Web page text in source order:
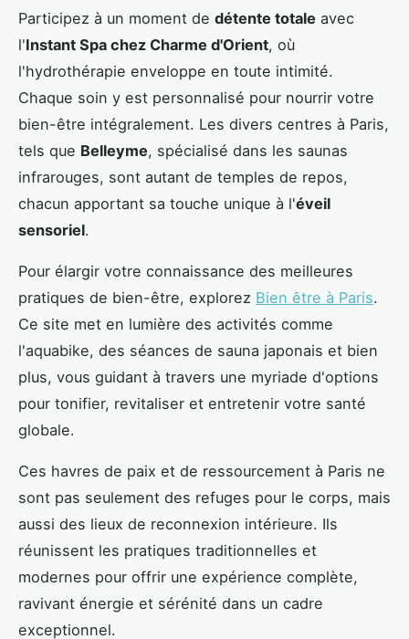
Participez à un moment de détente totale avec
l'Instant Spa chez Charme d'Orient, où
l'hydrothérapie enveloppe en toute intimité.
Chaque soin y est personnalisé pour nourrir votre
bien-être intégralement. Les divers centres à Paris,
tels que Belleyme, spécialisé dans les saunas
infrarouges, sont autant de temples de repos,
chacun apportant sa touche unique à l'éveil
sensoriel.
Pour élargir votre connaissance des meilleures
pratiques de bien-être, explorez Bien être à Paris.
Ce site met en lumière des activités comme
l'aquabike, des séances de sauna japonais et bien
plus, vous guidant à travers une myriade d'options
pour tonifier, revitaliser et entretenir votre santé
globale.
Ces havres de paix et de ressourcement à Paris ne
sont pas seulement des refuges pour le corps, mais
aussi des lieux de reconnexion intérieure. Ils
réunissent les pratiques traditionnelles et
modernes pour offrir une expérience complète,
ravivant énergie et sérénité dans un cadre
exceptionnel.